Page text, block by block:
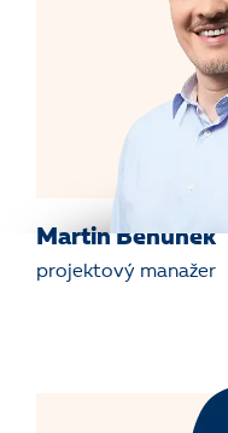
Martin Běhůnek
projektový manažer